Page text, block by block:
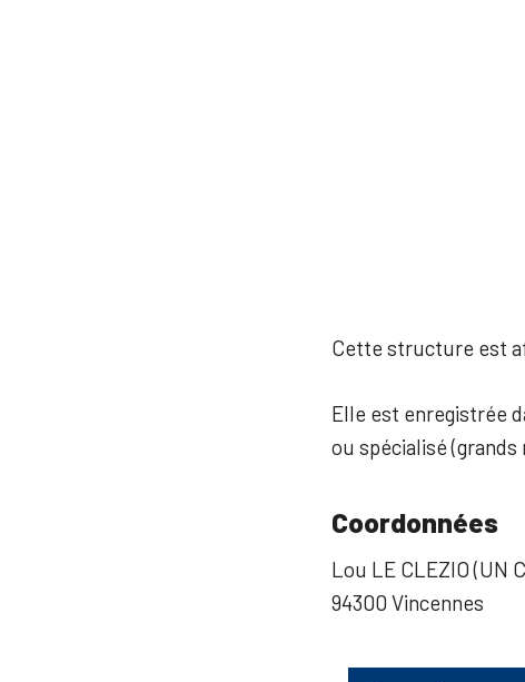
Cette structure est
Elle est enregistrée
ou spécialisé
Coordonnées
Lou LE CLEZIO (UN
94300 Vincennes